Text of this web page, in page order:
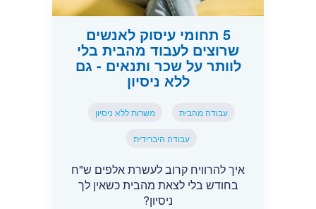
5 תחומי עיסוק לאנשים
שרוצים לעבוד מהבית בלי
לוותר על שכר ותנאים - גם
ללא ניסיון
עבודה מהבית משרות ללא ניסיון
עבודה היברידית
איך להרוויח קרוב לעשרת אלפים ש"ח
בחודש בלי לצאת מהבית כשאין לך
ניסיון?